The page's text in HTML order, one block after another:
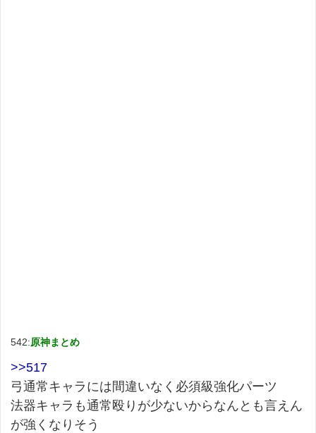
542:原神まとめ
>>517
弓通常キャラには間違いなく必須級強化パーツ
法器キャラも通常殴りが少ないからなんとも言えん
が強くなりそう